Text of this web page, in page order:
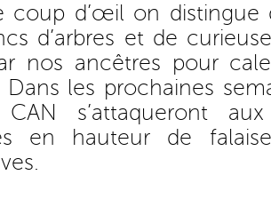
coup d’œil on distingue
d’arbres et de
nos ancêtres pour
Dans les prochaines
CAN s’attaqueront
en hauteur de